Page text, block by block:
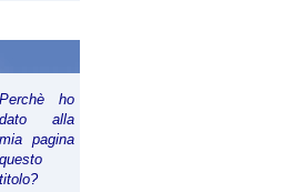
Perchè ho
dato alla
mia pagina
questo
titolo?